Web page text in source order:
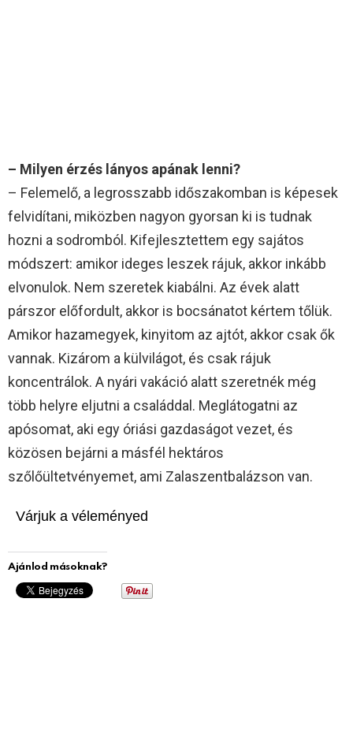
– Milyen érzés lányos apának lenni?
– Felemelő, a legrosszabb időszakomban is képesek
felvidítani, miközben nagyon gyorsan ki is tudnak
hozni a sodromból. Kifejlesztettem egy sajátos
módszert: amikor ideges leszek rájuk, akkor inkább
elvonulok. Nem szeretek kiabálni. Az évek alatt
párszor előfordult, akkor is bocsánatot kértem tőlük.
Amikor hazamegyek, kinyitom az ajtót, akkor csak ők
vannak. Kizárom a külvilágot, és csak rájuk
koncentrálok. A nyári vakáció alatt szeretnék még
több helyre eljutni a családdal. Meglátogatni az
apósomat, aki egy óriási gazdaságot vezet, és
közösen bejárni a másfél hektáros
szőlőültetvényemet, ami Zalaszentbalázson van.
Várjuk a véleményed
Ajánlod másoknak?